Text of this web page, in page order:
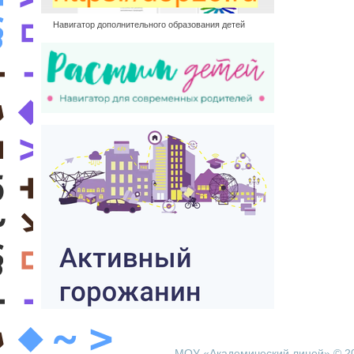
Навигатор дополнительного образования детей